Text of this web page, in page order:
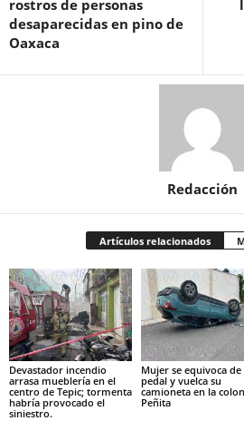
rostros de personas
desaparecidas en pino de
Oaxaca
Redacción
Artículos relacionados
Devastador incendio
arrasa mueblería en el
centro de Tepic; tormenta
habría provocado el
siniestro.
Mujer se equivoca de
pedal y vuelca su
camioneta en la
Peñita